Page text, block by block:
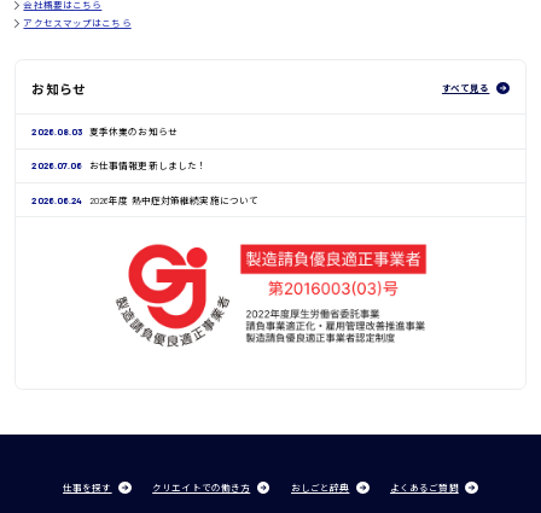
会社概要はこちら
アクセスマップはこちら
お知らせ すべて見る
2026.08.03 夏季休業のお知らせ
2026.07.06 お仕事情報更新しました！
2026.06.24 2026年度 熱中症対策継続実施について
仕事を探す クリエイトでの働き方 おしごと辞典 よくあるご質問